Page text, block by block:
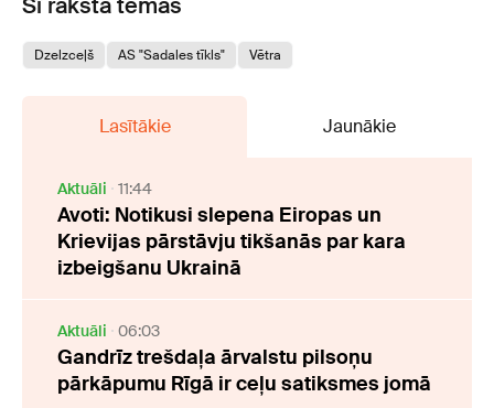
Dzelzceļš AS "Sadales tīkls" Vētra
Lasītākie Jaunākie
Aktuāli 11:44
Avoti: Notikusi slepena Eiropas un
Krievijas pārstāvju tikšanās par kara
izbeigšanu Ukrainā
Aktuāli 06:03
Gandrīz trešdaļa ārvalstu pilsoņu
pārkāpumu Rīgā ir ceļu satiksmes jomā